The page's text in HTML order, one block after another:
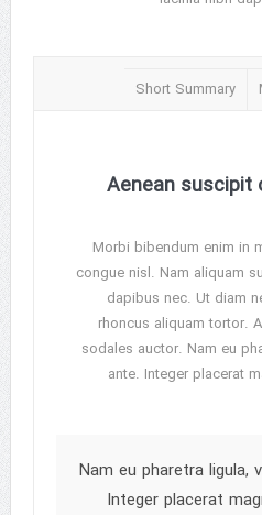
Short Summary
Aenean suscipit
Morbi bibendum enim in
congue nisl. Nam aliquam
dapibus nec. Ut diam
rhoncus aliquam tortor.
sodales auctor. Nam eu
ante. Integer placerat
Nam eu pharetra ligula,
Integer placerat